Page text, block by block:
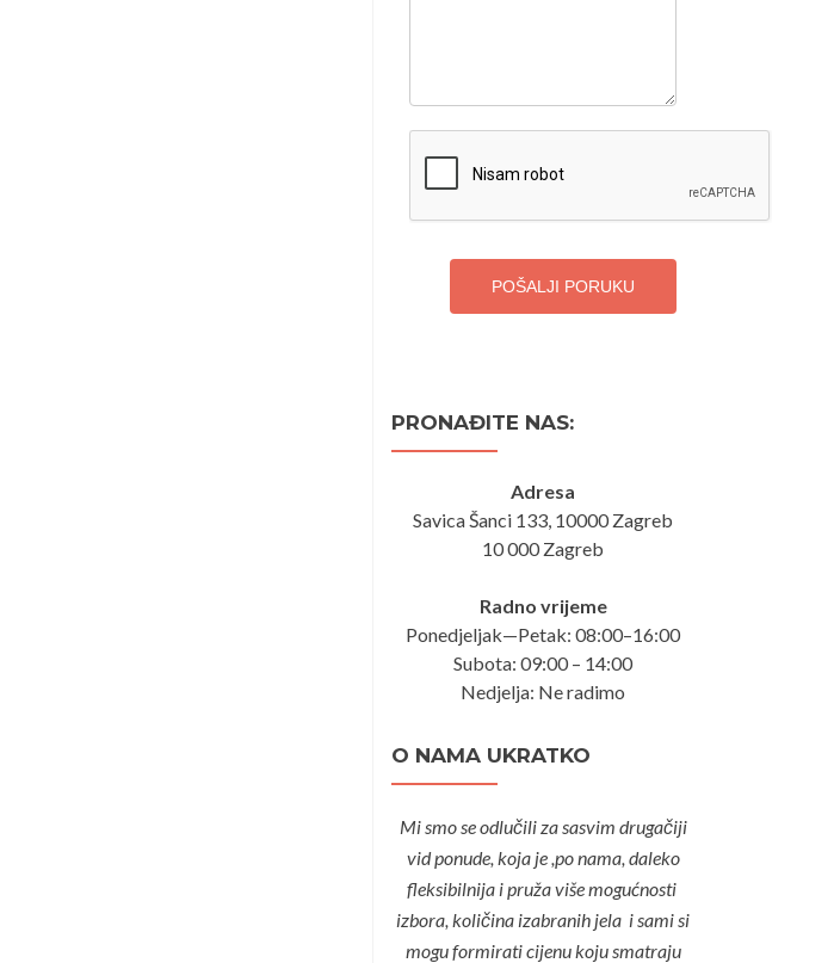
POŠALJI PORUKU
PRONAĐITE NAS:
Adresa
Savica Šanci 133, 10000 Zagreb
10 000 Zagreb
Radno vrijeme
Ponedjeljak—Petak: 08:00–16:00
Subota: 09:00 – 14:00
Nedjelja: Ne radimo
O NAMA UKRATKO
Mi smo se odlučili za sasvim drugačiji
vid ponude, koja je ,po nama, daleko
fleksibilnija i pruža više mogućnosti
izbora, količina izabranih jela i sami si
mogu formirati cijenu koju smatraju